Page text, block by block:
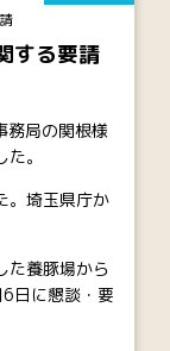
する要請
局の関根様
。
。埼玉県庁か
養豚場から
日に懇談・要